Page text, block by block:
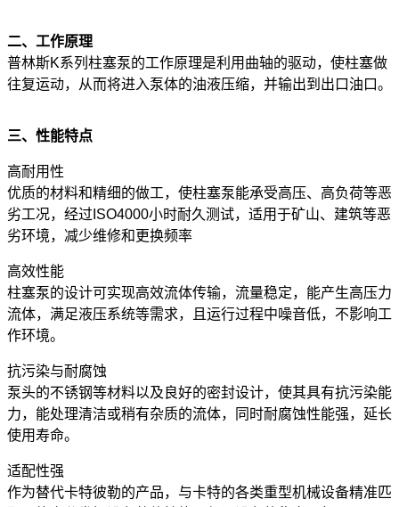
二、工作原理
普林斯K系列柱塞泵的工作原理是利用曲轴的驱动，使柱塞做
往复运动，从而将进入泵体的油液压缩，并输出到出口油口。
三、性能特点
高耐用性
优质的材料和精细的做工，使柱塞泵能承受高压、高负荷等恶
劣工况，经过ISO4000小时耐久测试，适用于矿山、建筑等恶
劣环境，减少维修和更换频率
高效性能
柱塞泵的设计可实现高效流体传输，流量稳定，能产生高压力
流体，满足液压系统等需求，且运行过程中噪音低，不影响工
作环境。
抗污染与耐腐蚀
泵头的不锈钢等材料以及良好的密封设计，使其具有抗污染能
力，能处理清洁或稍有杂质的流体，同时耐腐蚀性能强，延长
使用寿命。
适配性强
作为替代卡特彼勒的产品，与卡特的各类重型机械设备精准匹